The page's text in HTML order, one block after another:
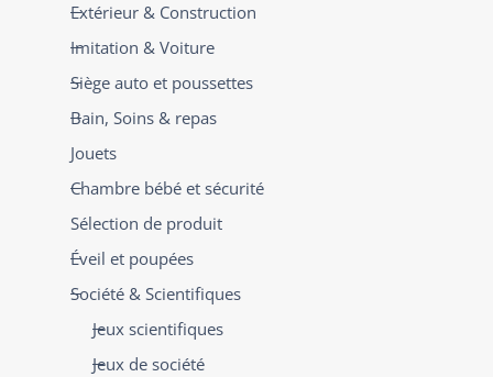
Extérieur & Construction
Imitation & Voiture
Siège auto et poussettes
Bain, Soins & repas
Jouets
Chambre bébé et sécurité
Sélection de produit
Éveil et poupées
Société & Scientifiques
Jeux scientifiques
Jeux de société